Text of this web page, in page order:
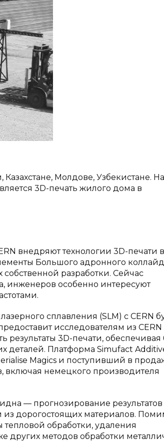
Молдове, Узбекистане. На
3D-печать жилого дома в
внедряют технологии 3D-печати в
Большого адронного
разработки. Сейчас
инженеров особенно интересуют
сплавления (SLM) с CERN
исследователям из CERN
3D-печати, обеспечивая
деталей. Платформа Simufact
Magics и поступивший в
включая немецкого производителя
— прогнозирование результатов
из дорогостоящих материалов.
тепловой обработки, удаления
методов обработки